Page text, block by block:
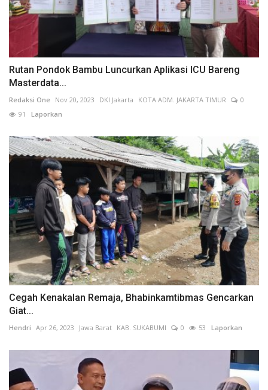
Rutan Pondok Bambu Luncurkan Aplikasi ICU Bareng
Masterdata...
Redaksi One Nov 20, 2023 DKI Jakarta KOTA ADM. JAKARTA TIMUR
0
91
Laporkan
Cegah Kenakalan Remaja, Bhabinkamtibmas Gencarkan
Giat...
Hendri Apr 26, 2023 Jawa Barat KAB. SUKABUMI 0 53 Laporkan